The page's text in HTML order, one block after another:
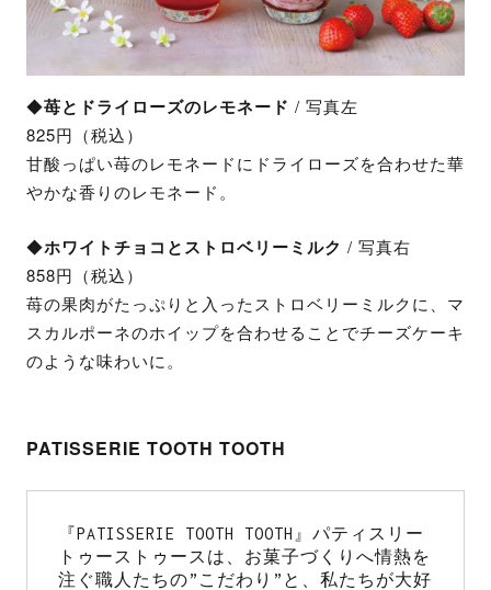
◆苺とドライローズのレモネード / 写真左
825円（税込）
甘酸っぱい苺のレモネードにドライローズを合わせた華
やかな香りのレモネード。
◆ホワイトチョコとストロベリーミルク / 写真右
858円（税込）
苺の果肉がたっぷりと入ったストロベリーミルクに、マ
スカルポーネのホイップを合わせることでチーズケーキ
のような味わいに。
PATISSERIE TOOTH TOOTH
『PATISSERIE TOOTH TOOTH』パティスリー
トゥーストゥースは、お菓子づくりへ情熱を
注ぐ職人たちの”こだわり”と、私たちが大好